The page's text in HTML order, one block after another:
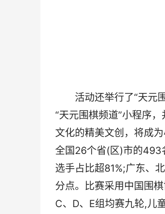
活动还举行了“天元围
“天元围棋频道”小程序
文化的精美文创，将成
全国26个省(区)市的493
选手占比超81%;广东、
分点。比赛采用中国围
C、D、E组均赛九轮,儿